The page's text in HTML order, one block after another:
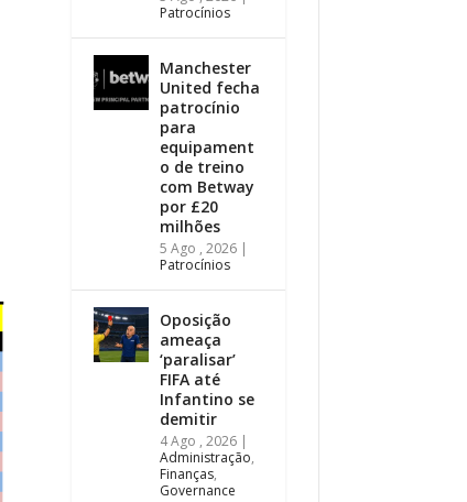
Patrocínios
Manchester
United fecha
patrocínio
para
equipament
o de treino
com Betway
por £20
milhões
5 Ago , 2026 |
Patrocínios
Oposição
ameaça
‘paralisar’
FIFA até
Infantino se
demitir
4 Ago , 2026 |
Administração,
Finanças,
Governance